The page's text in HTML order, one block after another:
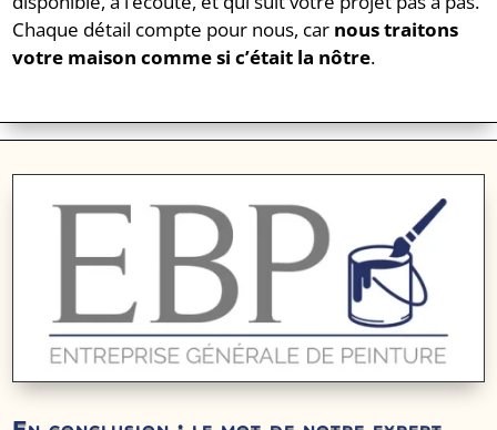
Chaque détail compte pour nous, car nous traitons
votre maison comme si c’était la nôtre.